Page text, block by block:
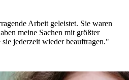
Arbeit geleistet. Sie waren
meine Sachen mit größter
jederzeit wieder beauftragen."